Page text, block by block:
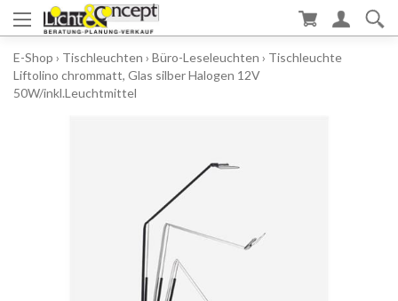
E-Shop › Tischleuchten › Büro-Leseleuchten › Tischleuchte
Liftolino chrommatt, Glas silber Halogen 12V
50W/inkl.Leuchtmittel